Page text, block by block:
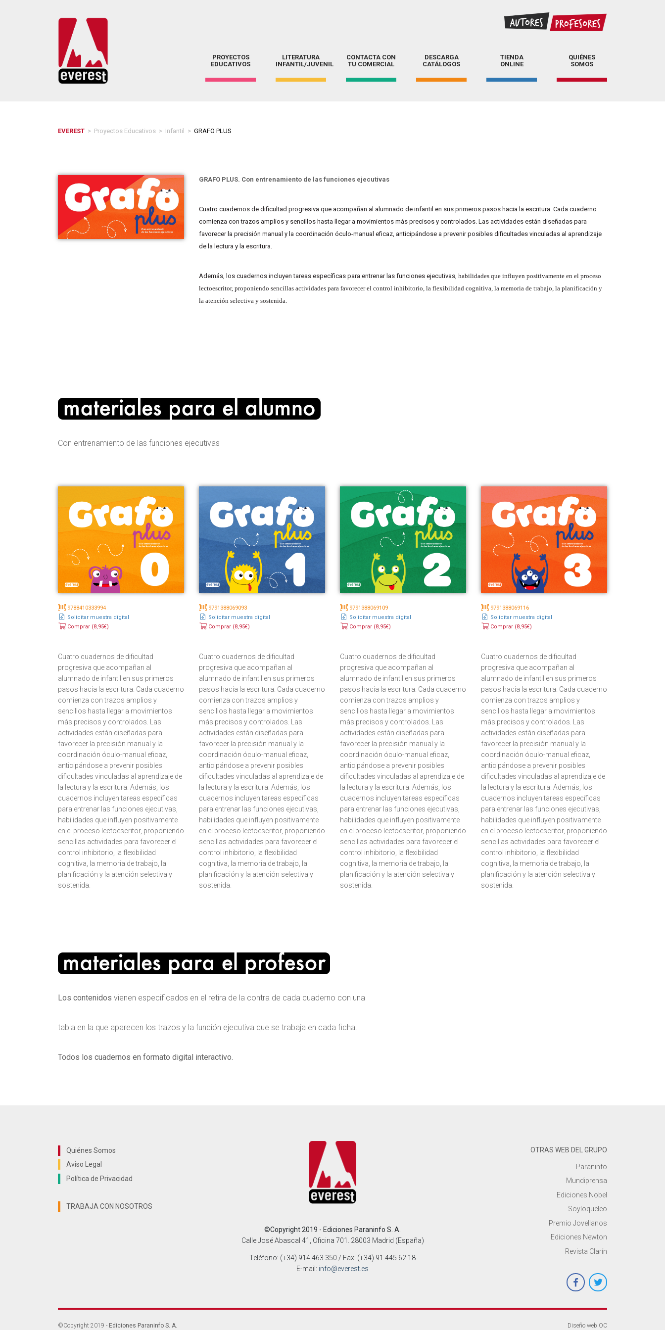
PROYECTOS
EDUCATIVOS
LITERATURA
INFANTIL/JUVENIL
CONTACTA CON
TU COMERCIAL
DESCARGA
CATÁLOGOS
TIENDA
ONLINE
QUIÉNES
SOMOS
EVEREST > Proyectos Educativos > Infantil > GRAFO PLUS
GRAFO PLUS. Con entrenamiento de las funciones ejecutivas
Cuatro cuadernos de dificultad progresiva que acompañan al alumnado de infantil en sus primeros pasos hacia la escritura. Cada cuaderno
comienza con trazos amplios y sencillos hasta llegar a movimientos más precisos y controlados. Las actividades están diseñadas para
favorecer la precisión manual y la coordinación óculo-manual eficaz, anticipándose a prevenir posibles dificultades vinculadas al aprendizaje
de la lectura y la escritura.
Además, los cuadernos incluyen tareas específicas para entrenar las funciones ejecutivas, habilidades que influyen positivamente en el proceso
lectoescritor, proponiendo sencillas actividades para favorecer el control inhibitorio, la flexibilidad cognitiva, la memoria de trabajo, la planificación y
la atención selectiva y sostenida.
Con entrenamiento de las funciones ejecutivas
9788410333994
Solicitar muestra digital
Comprar (8,95€)
Cuatro cuadernos de dificultad
progresiva que acompañan al
alumnado de infantil en sus primeros
pasos hacia la escritura. Cada cuaderno
comienza con trazos amplios y
sencillos hasta llegar a movimientos
más precisos y controlados. Las
actividades están diseñadas para
favorecer la precisión manual y la
coordinación óculo-manual eficaz,
anticipándose a prevenir posibles
dificultades vinculadas al aprendizaje de
la lectura y la escritura. Además, los
cuadernos incluyen tareas específicas
para entrenar las funciones ejecutivas,
habilidades que influyen positivamente
en el proceso lectoescritor, proponiendo
sencillas actividades para favorecer el
control inhibitorio, la flexibilidad
cognitiva, la memoria de trabajo, la
planificación y la atención selectiva y
sostenida.
9791388069093
Solicitar muestra digital
Comprar (8,95€)
Cuatro cuadernos de dificultad
progresiva que acompañan al
alumnado de infantil en sus primeros
pasos hacia la escritura. Cada cuaderno
comienza con trazos amplios y
sencillos hasta llegar a movimientos
más precisos y controlados. Las
actividades están diseñadas para
favorecer la precisión manual y la
coordinación óculo-manual eficaz,
anticipándose a prevenir posibles
dificultades vinculadas al aprendizaje de
la lectura y la escritura. Además, los
cuadernos incluyen tareas específicas
para entrenar las funciones ejecutivas,
habilidades que influyen positivamente
en el proceso lectoescritor, proponiendo
sencillas actividades para favorecer el
control inhibitorio, la flexibilidad
cognitiva, la memoria de trabajo, la
planificación y la atención selectiva y
sostenida.
9791388069109
Solicitar muestra digital
Comprar (8,95€)
Cuatro cuadernos de dificultad
progresiva que acompañan al
alumnado de infantil en sus primeros
pasos hacia la escritura. Cada cuaderno
comienza con trazos amplios y
sencillos hasta llegar a movimientos
más precisos y controlados. Las
actividades están diseñadas para
favorecer la precisión manual y la
coordinación óculo-manual eficaz,
anticipándose a prevenir posibles
dificultades vinculadas al aprendizaje de
la lectura y la escritura. Además, los
cuadernos incluyen tareas específicas
para entrenar las funciones ejecutivas,
habilidades que influyen positivamente
en el proceso lectoescritor, proponiendo
sencillas actividades para favorecer el
control inhibitorio, la flexibilidad
cognitiva, la memoria de trabajo, la
planificación y la atención selectiva y
sostenida.
9791388069116
Solicitar muestra digital
Comprar (8,95€)
Cuatro cuadernos de dificultad
progresiva que acompañan al
alumnado de infantil en sus primeros
pasos hacia la escritura. Cada cuaderno
comienza con trazos amplios y
sencillos hasta llegar a movimientos
más precisos y controlados. Las
actividades están diseñadas para
favorecer la precisión manual y la
coordinación óculo-manual eficaz,
anticipándose a prevenir posibles
dificultades vinculadas al aprendizaje de
la lectura y la escritura. Además, los
cuadernos incluyen tareas específicas
para entrenar las funciones ejecutivas,
habilidades que influyen positivamente
en el proceso lectoescritor, proponiendo
sencillas actividades para favorecer el
control inhibitorio, la flexibilidad
cognitiva, la memoria de trabajo, la
planificación y la atención selectiva y
sostenida.
Los contenidos vienen especificados en el retira de la contra de cada cuaderno con una
tabla en la que aparecen los trazos y la función ejecutiva que se trabaja en cada ficha.
Todos los cuadernos en formato digital interactivo.
Quiénes Somos
Aviso Legal
Política de Privacidad
TRABAJA CON NOSOTROS
©Copyright 2019 - Ediciones Paraninfo S. A.
Calle José Abascal 41, Oficina 701. 28003 Madrid (España)
Teléfono: (+34) 914 463 350 / Fax: (+34) 91 445 62 18
E-mail: info@everest.es
OTRAS WEB DEL GRUPO
Paraninfo
Mundiprensa
Ediciones Nobel
Soyloqueleo
Premio Jovellanos
Ediciones Newton
Revista Clarín
©Copyright 2019 - Ediciones Paraninfo S. A. Diseño web OC